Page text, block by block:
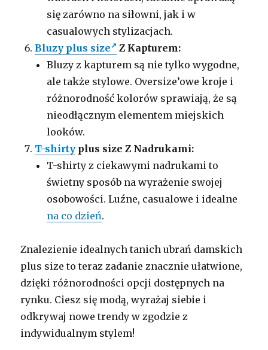
się zarówno na siłowni, jak i w
casualowych stylizacjach.
Bluzy plus size
Z Kapturem:
Bluzy z kapturem są nie tylko wygodne,
ale także stylowe. Oversize’owe kroje i
różnorodność kolorów sprawiają, że są
nieodłącznym elementem miejskich
looków.
T-shirty plus size Z Nadrukami:
T-shirty z ciekawymi nadrukami to
świetny sposób na wyrażenie swojej
osobowości. Luźne, casualowe i idealne
na co dzień.
Znalezienie idealnych tanich ubrań damskich
plus size to teraz zadanie znacznie ułatwione,
dzięki różnorodności opcji dostępnych na
rynku. Ciesz się modą, wyrażaj siebie i
odkrywaj nowe trendy w zgodzie z
indywidualnym stylem!